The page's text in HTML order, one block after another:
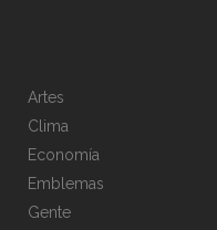
Artes
Clima
Economía
Emblemas
Gente